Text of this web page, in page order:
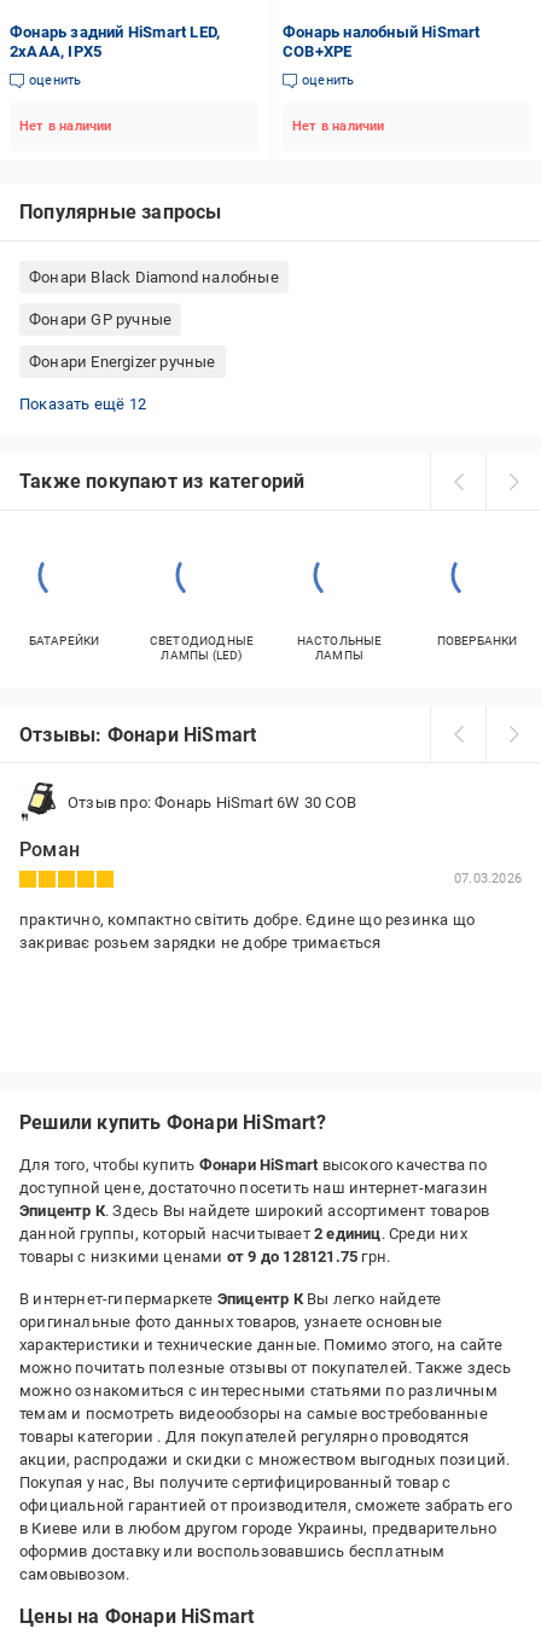
Фонарь задний HiSmart LED,
2xAAA, IPX5
оценить
Нет в наличии
Фонарь налобный HiSmart
COB+XPE
оценить
Нет в наличии
Популярные запросы
Фонари Black Diamond налобные
Фонари GP ручные
Фонари Energizer ручные
Ручные фонари аккумуляторные
Налобные фонари для рыбалки
Фонари Feel Fit велосипедные
Фонари GOODBIKE велосипедные
Тактические фонари с красным светом
Фонари Vayox ручные
Фонари Solar кемпинговые
Фонари Arcas ручные
Фонари KNOG велосипедные
Фонари строительные аккумуляторные
Фонари Emos налобные
Фонари KLS велосипедные
Показать ещё 12
Также покупают из категорий
БАТАРЕЙКИ
СВЕТОДИОДНЫЕ
ЛАМПЫ (LED)
НАСТОЛЬНЫЕ
ЛАМПЫ
ПОВЕРБАНКИ
Отзывы: Фонари HiSmart
Отзыв про: Фонарь HiSmart 6W 30 COB
Роман
07.03.2026
практично, компактно світить добре. Єдине що резинка що
закриває розьем зарядки не добре тримається
Решили купить Фонари HiSmart?
Для того, чтобы купить Фонари HiSmartвысокого качества по
доступной цене, достаточно посетить наш интернет-магазин
Эпицентр К. Здесь Вы найдете широкий ассортимент товаров
данной группы, который насчитывает 2 единиц. Среди них
товары с низкими ценами от 9 до 128121.75 грн.
В интернет-гипермаркете Эпицентр КВы легко найдете
оригинальные фото данных товаров, узнаете основные
характеристики и технические данные. Помимо этого, на сайте
можно почитать полезные отзывы от покупателей. Также здесь
можно ознакомиться с интересными статьями по различным
темам и посмотреть видеообзоры на самые востребованные
товары категории . Для покупателей регулярно проводятся
акции, распродажи и скидки с множеством выгодных позиций.
Покупая у нас, Вы получите сертифицированный товар с
официальной гарантией от производителя, сможете забрать его
в Киеве или в любом другом городе Украины, предварительно
оформив доставку или воспользовавшись бесплатным
самовывозом.
Цены на Фонари HiSmart